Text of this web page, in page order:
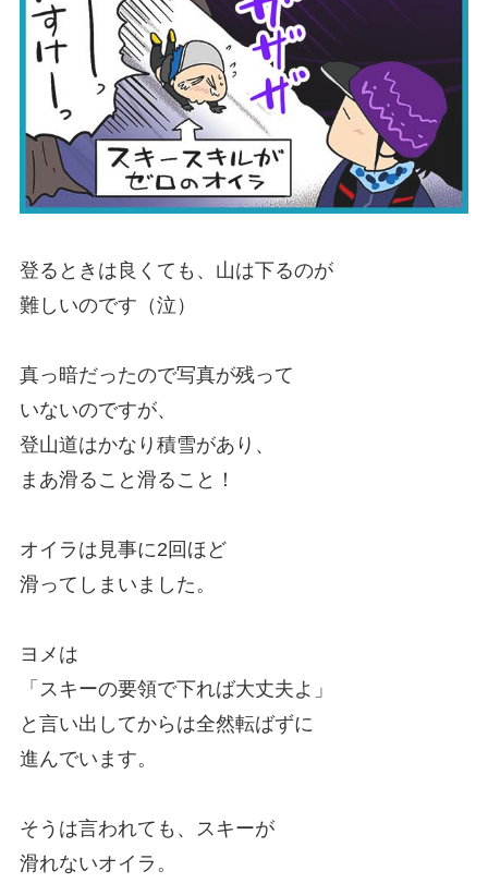
登るときは良くても、山は下るのが
難しいのです（泣）
真っ暗だったので写真が残って
いないのですが、
登山道はかなり積雪があり、
まあ滑ること滑ること！
オイラは見事に2回ほど
滑ってしまいました。
ヨメは
「スキーの要領で下れば大丈夫よ」
と言い出してからは全然転ばずに
進んでいます。
そうは言われても、スキーが
滑れないオイラ。